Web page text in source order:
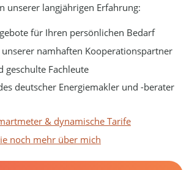
unserer langjährigen Erfahrung:
für Ihren persönlichen Bedarf
unserer namhaften Kooperationspartner
geschulte Fachleute
deutscher Energiemakler und -berater
& dynamische Tarife
noch mehr über mich